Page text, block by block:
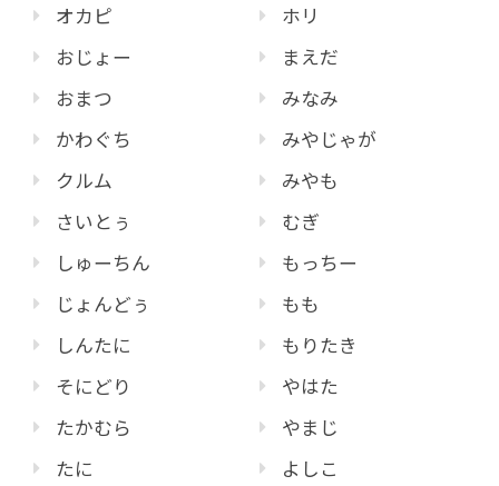
オカピ
おじょー
おまつ
かわぐち
クルム
さいとぅ
しゅーちん
じょんどぅ
しんたに
そにどり
たかむら
たに
ホリ
まえだ
みなみ
みやじゃが
みやも
むぎ
もっちー
もも
もりたき
やはた
やまじ
よしこ